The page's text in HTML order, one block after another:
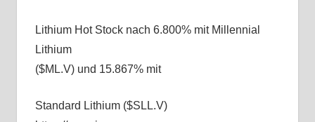
Lithium Hot Stock nach 6.800% mit Millennial
Lithium
($ML.V) und 15.867% mit
Standard Lithium ($SLL.V)